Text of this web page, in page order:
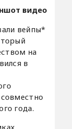
видео
вейпы*
на
в
года.